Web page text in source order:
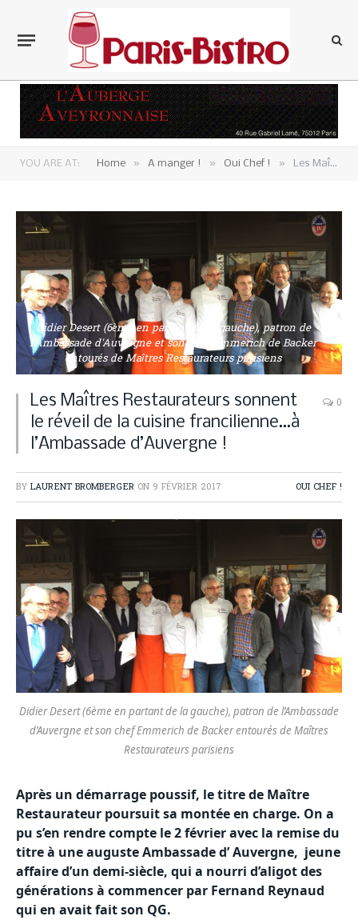
YOU ARE AT: Home » A manger ! » Oui Chef ! » Les Maîtres Restaurateurs sonnent le réveil de la cuisine francilienne…à l’Ambassade d’Auvergne !
Didier Desert (6ème en partant de la gauche), patron de
l'Ambassade d'Auvergne et son chef Emmerich de Backer
entourés de Maîtres Restaurateurs parisiens
Les Maîtres Restaurateurs sonnent
le réveil de la cuisine francilienne…à
l’Ambassade d’Auvergne !
0
BY LAURENT BROMBERGER ON 9 FÉVRIER 2017 OUI CHEF !
Didier Desert (6ème en partant de la gauche), patron de l’Ambassade
d’Auvergne et son chef Emmerich de Backer entourés de Maîtres
Restaurateurs parisiens
Après un démarrage poussif, le titre de Maître
Restaurateur poursuit sa montée en charge. On a
pu s’en rendre compte le 2 février avec la remise du
titre à une auguste Ambassade d’ Auvergne, jeune
affaire d’un demi-siècle, qui a nourri d’aligot des
générations à commencer par Fernand Reynaud
qui en avait fait son QG.